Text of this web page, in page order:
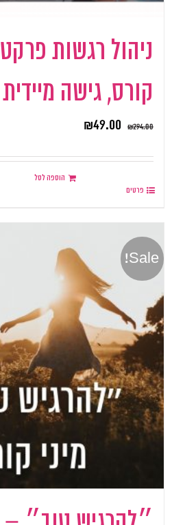
ניהול רגשות
קורס, גישה מיידית
₪294.00
₪49.00
הוספה לסל
פרטים
Sale!